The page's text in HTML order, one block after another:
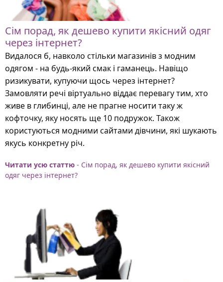
Сім порад, як дешево купити якісний одяг
через інтернет?
Видалося б, навколо стільки магазинів з модним
одягом - на будь-який смак і гаманець. Навіщо
ризикувати, купуючи щось через інтернет?
Замовляти речі віртуально віддає перевагу тим, хто
живе в глибинці, але не прагне носити таку ж
кофточку, яку носять ще 10 подружок. Також
користуються модними сайтами дівчини, які шукають
якусь конкретну річ.
Читати усю статтю - Сім порад, як дешево купити якісний
одяг через інтернет?